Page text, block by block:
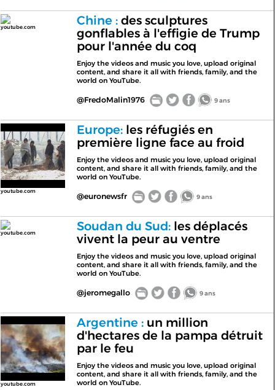
youtube.com Chine :des sculptures
gonflables à l'effigie de Trump
pour l'année du coq
Enjoy the videos and music you love, upload original
content, and share it all with friends, family, and the
world on YouTube.
@FredoMalin1976 9 ans
youtube.com
Europe:les réfugiés en
première ligne face au froid
Enjoy the videos and music you love, upload original
content, and share it all with friends, family, and the
world on YouTube.
@euronewsfr 9 ans
youtube.com Soudan du Sud:les déplacés
vivent la peur au ventre
Enjoy the videos and music you love, upload original
content, and share it all with friends, family, and the
world on YouTube.
@jeromegallo 9 ans
youtube.com
Argentine :un million
d'hectares de la pampa détruit
par le feu
Enjoy the videos and music you love, upload original
content, and share it all with friends, family, and the
world on YouTube.